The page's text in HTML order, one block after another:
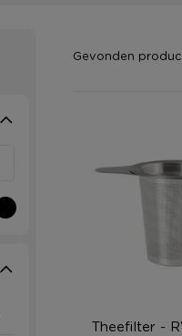
Gevonden
Theefilter -